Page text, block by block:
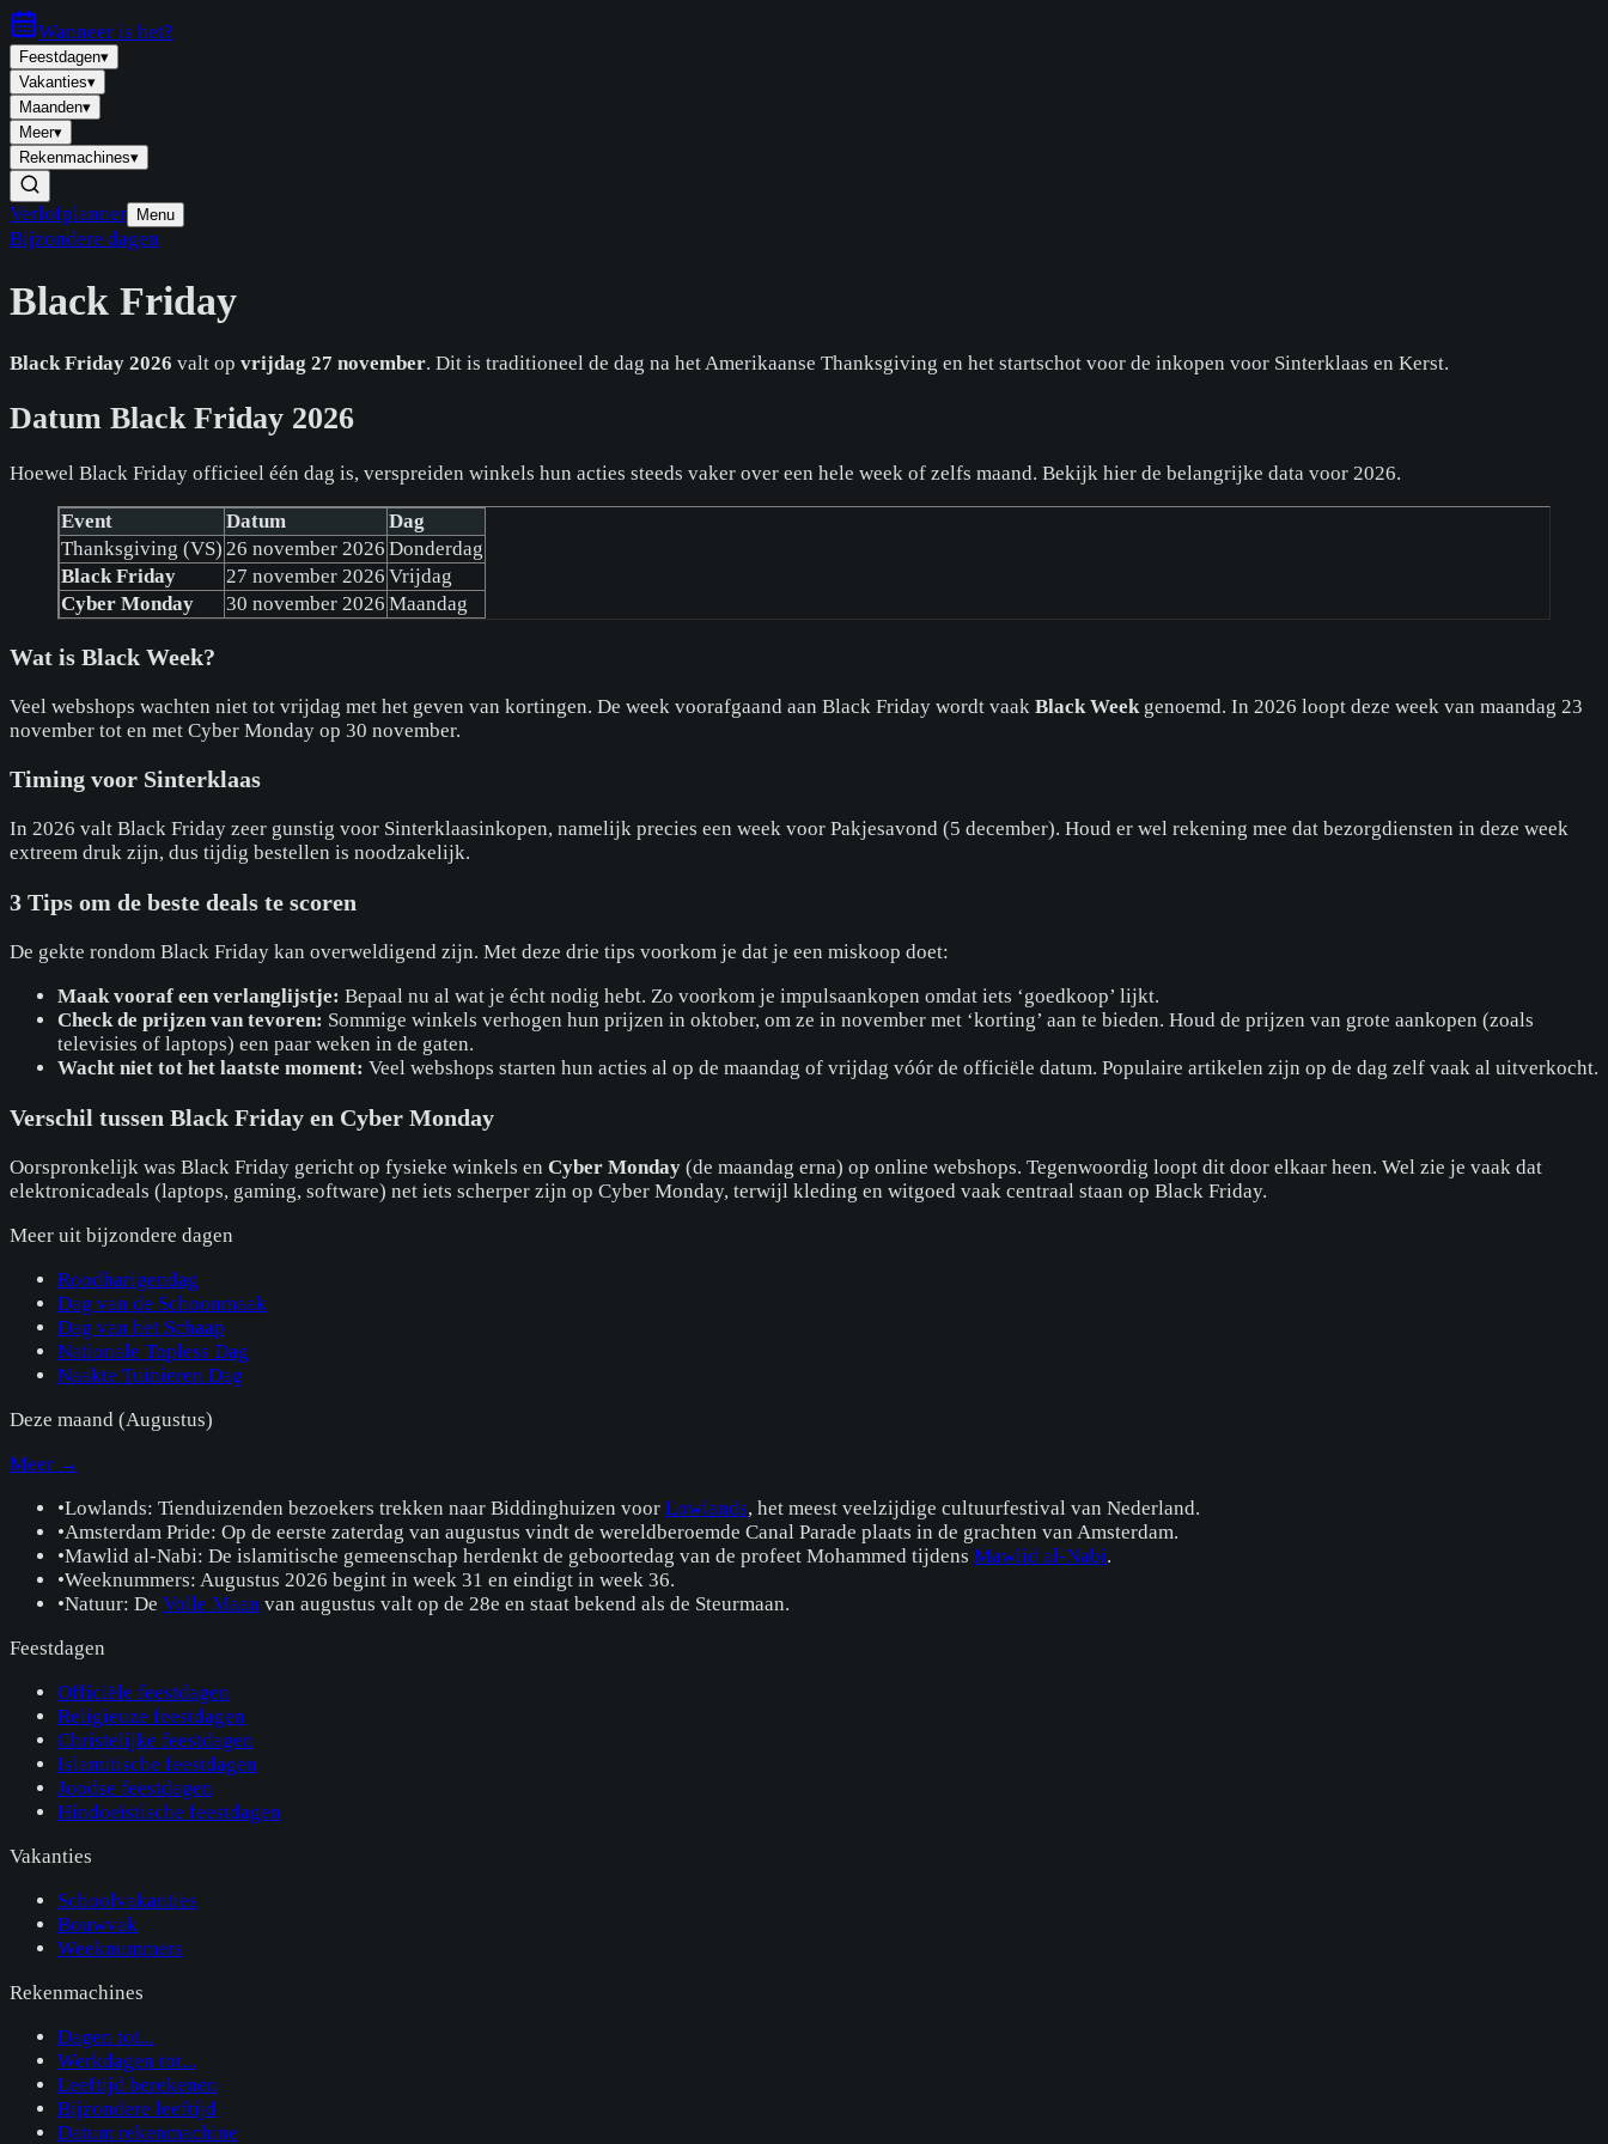
Wanneer is het?
Feestdagen▾
Vakanties▾
Maanden▾
Meer▾
Rekenmachines▾
Verlofplanner Menu
Bijzondere dagen
Black Friday
Black Friday 2026 valt op vrijdag 27 november. Dit is traditioneel de dag na het Amerikaanse Thanksgiving en het startschot voor de inkopen voor Sinterklaas en Kerst.
Datum Black Friday 2026
Hoewel Black Friday officieel één dag is, verspreiden winkels hun acties steeds vaker over een hele week of zelfs maand. Bekijk hier de belangrijke data voor 2026.
Event Datum
Dag
Thanksgiving (VS) 26 november 2026 Donderdag
Black Friday
27 november 2026 Vrijdag
Cyber Monday
30 november 2026 Maandag
Wat is Black Week?
Veel webshops wachten niet tot vrijdag met het geven van kortingen. De week voorafgaand aan Black Friday wordt vaak Black Week genoemd. In 2026 loopt deze week van maandag 23
november tot en met Cyber Monday op 30 november.
Timing voor Sinterklaas
In 2026 valt Black Friday zeer gunstig voor Sinterklaasinkopen, namelijk precies een week voor Pakjesavond (5 december). Houd er wel rekening mee dat bezorgdiensten in deze week
extreem druk zijn, dus tijdig bestellen is noodzakelijk.
3 Tips om de beste deals te scoren
De gekte rondom Black Friday kan overweldigend zijn. Met deze drie tips voorkom je dat je een miskoop doet:
Maak vooraf een verlanglijstje: Bepaal nu al wat je écht nodig hebt. Zo voorkom je impulsaankopen omdat iets ‘goedkoop’ lijkt.
Check de prijzen van tevoren: Sommige winkels verhogen hun prijzen in oktober, om ze in november met ‘korting’ aan te bieden. Houd de prijzen van grote aankopen (zoals
televisies of laptops) een paar weken in de gaten.
Wacht niet tot het laatste moment: Veel webshops starten hun acties al op de maandag of vrijdag vóór de officiële datum. Populaire artikelen zijn op de dag zelf vaak al uitverkocht.
Verschil tussen Black Friday en Cyber Monday
Oorspronkelijk was Black Friday gericht op fysieke winkels en Cyber Monday (de maandag erna) op online webshops. Tegenwoordig loopt dit door elkaar heen. Wel zie je vaak dat
elektronicadeals (laptops, gaming, software) net iets scherper zijn op Cyber Monday, terwijl kleding en witgoed vaak centraal staan op Black Friday.
Meer uit bijzondere dagen
Roodharigendag
Dag van de Schoonmaak
Dag van het Schaap
Nationale Topless Dag
Naakte Tuinieren Dag
Deze maand (Augustus)
Meer →
•Lowlands: Tienduizenden bezoekers trekken naar Biddinghuizen voor Lowlands, het meest veelzijdige cultuurfestival van Nederland.
•Amsterdam Pride: Op de eerste zaterdag van augustus vindt de wereldberoemde Canal Parade plaats in de grachten van Amsterdam.
•Mawlid al-Nabi: De islamitische gemeenschap herdenkt de geboortedag van de profeet Mohammed tijdens Mawlid al-Nabi.
•Weeknummers: Augustus 2026 begint in week 31 en eindigt in week 36.
•Natuur: De Volle Maan van augustus valt op de 28e en staat bekend als de Steurmaan.
Feestdagen
Officiële feestdagen
Religieuze feestdagen
Christelijke feestdagen
Islamitische feestdagen
Joodse feestdagen
Hindoeïstische feestdagen
Vakanties
Schoolvakanties
Bouwvak
Weeknummers
Rekenmachines
Dagen tot...
Werkdagen tot...
Leeftijd berekenen
Bijzondere leeftijd
Datum rekenmachine